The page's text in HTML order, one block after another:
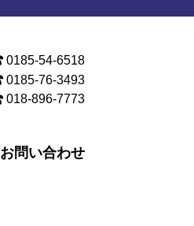
0185-54-6518
0185-76-3493
018-896-7773
お問い合わせ